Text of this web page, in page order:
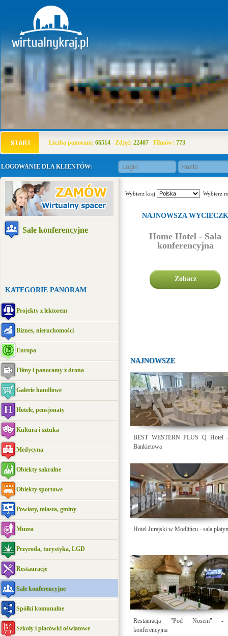
Liczba panoram: 66514 Zdjęć: 22407 Filmów: 773
LOGOWANIE DLA KLIENTÓW:
Sale konferencyjne
KATEGORIE PANORAM
Projekty z lektorem
Biznes, nieruchomości
Europa
Filmy i panoramy z drona
Galerie handlowe
Hotele, pensjonaty
Kultura i sztuka
Medycyna
Obiekty sakralne
Obiekty sportowe
Powiaty, miasta, gminy
Muzea
Przyroda, turystyka, LGD
Restauracje
Sale konferencyjne
Spółki komunalne
Szkoły i placówki oświatowe
Wybierz kraj Wybierz
NAJNOWSZA
Home Hotel - Sala
konferencyjna
Zobacz
NAJNOWSZE
BEST WESTERN PLUS Q Hotel
Bankietowa
Hotel Jurajski w Modlińcu - sala
Restauracja "Pod Nosem" -
konferencyjna